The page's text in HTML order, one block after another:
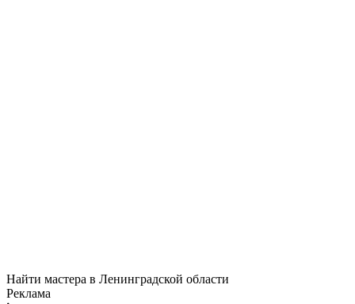
Найти мастера в Ленинградской области
Реклама